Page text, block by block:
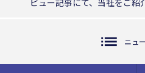
list ニュ
ビュー記事にて、当社をご紹